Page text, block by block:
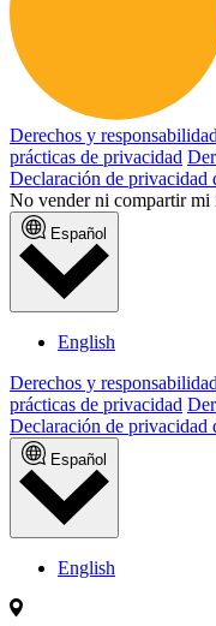
Derechos y
prácticas de privacidad
Declaración de privacidad
No vender ni compartir mi
Español
English
Derechos y
prácticas de privacidad
Declaración de privacidad
Español
English